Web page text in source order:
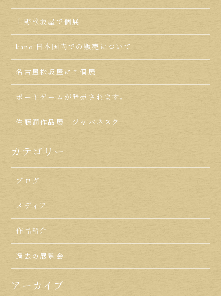
上野松坂屋で個展
kano 日本国内での販売について
名古屋松坂屋にて個展
ボードゲームが発売されます。
佐藤潤作品展 ジャパネスク
カテゴリー
ブログ
メディア
作品紹介
過去の展覧会
アーカイブ